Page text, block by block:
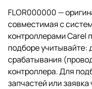
FLOR000000 —
совместимая с
контроллерами Carel
подборе учитывайте:
срабатывания
контроллера. Для
запчастей или заявка